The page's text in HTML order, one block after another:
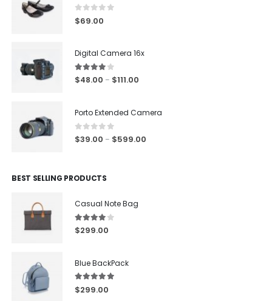
0 out of 5
$69.00
Digital Camera 16x
4.00out of 5
$48.00 – $111.00
Porto Extended Camera
0out of 5
$39.00 – $599.00
BEST SELLING PRODUCTS
Casual Note Bag
4.00out of 5
$299.00
Blue BackPack
5.00out of 5
$299.00